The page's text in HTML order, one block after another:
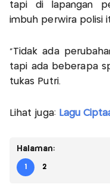
tapi di lapangan
imbuh perwira polisi
"Tidak ada
tapi ada beberapa
tukas Putri.
Lihat juga: Lagu
Halaman:
1 2